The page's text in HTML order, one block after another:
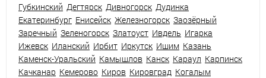
Губкинский Дегтярск Дивногорск Дудинка
Екатеринбург Енисейск Железногорск Заозёрный
Заречный Зеленогорск Златоуст Ивдель Игарка
Ижевск Иланский Ирбит Иркутск Ишим Казань
Каменск-Уральский Камышлов Канск Караул Карпинск
Качканар Кемерово Киров Кировград Когалым